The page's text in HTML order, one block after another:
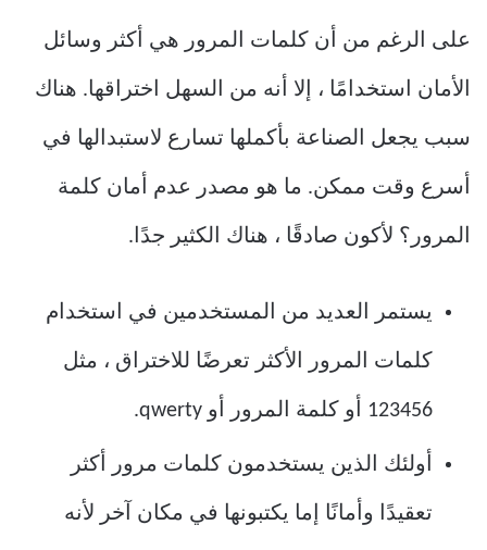
على الرغم من أن كلمات المرور هي أكثر وسائل
الأمان استخدامًا ، إلا أنه من السهل اختراقها. هناك
سبب يجعل الصناعة بأكملها تسارع لاستبدالها في
أسرع وقت ممكن. ما هو مصدر عدم أمان كلمة
المرور؟ لأكون صادقًا ، هناك الكثير جدًا.
يستمر العديد من المستخدمين في استخدام
كلمات المرور الأكثر تعرضًا للاختراق ، مثل
123456 أو كلمة المرور أو qwerty.
أولئك الذين يستخدمون كلمات مرور أكثر
تعقيدًا وأمانًا إما يكتبونها في مكان آخر لأنه